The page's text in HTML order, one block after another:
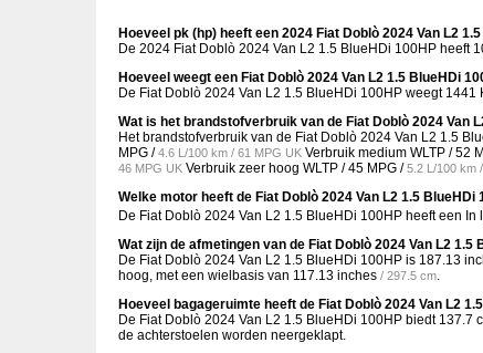
Hoeveel pk (hp) heeft een 2024 Fiat Doblò 2024 Van L2
De 2024 Fiat Doblò 2024 Van L2 1.5 BlueHDi 100HP heeft
Hoeveel weegt een Fiat Doblò 2024 Van L2 1.5 BlueHDi
De Fiat Doblò 2024 Van L2 1.5 BlueHDi 100HP weegt 1441
Wat is het brandstofverbruik van de Fiat Doblò 2024 Van
Het brandstofverbruik van de Fiat Doblò 2024 Van L2 1.5
MPG /4.6 L/100 km / 61 MPG UK Verbruik medium WLTP /52
46 MPG UK Verbruik zeer hoog WLTP /45 MPG /5.2 L/100 km
Welke motor heeft de Fiat Doblò 2024 Van L2 1.5 BlueHDi
De Fiat Doblò 2024 Van L2 1.5 BlueHDi 100HP heeft een
Wat zijn de afmetingen van de Fiat Doblò 2024 Van L2 1.5
De Fiat Doblò 2024 Van L2 1.5 BlueHDi 100HP is 187.13
hoog, met een wielbasis van 117.13 inches / 297.5 cm.
Hoeveel bagageruimte heeft de Fiat Doblò 2024 Van L2
De Fiat Doblò 2024 Van L2 1.5 BlueHDi 100HP biedt 137.7
de achterstoelen worden neergeklapt.